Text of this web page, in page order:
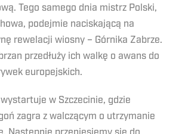
Tego samego dnia mistrz Polski,
podejmie naciskającą na
rewelacji wiosny – Górnika Zabrze.
przedłuży ich walkę o awans do
europejskich.
w Szczecinie, gdzie
zagra z walczącym o utrzymanie